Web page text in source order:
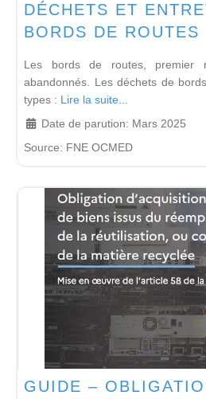
DÉCHETS ET
BORDS DE ROUTES
Les bords de routes, premier
abandonnés. Les déchets de
types : Lire la suite...
Date de parution: Mars 2025
Source: FNE OCMED
GUIDE –